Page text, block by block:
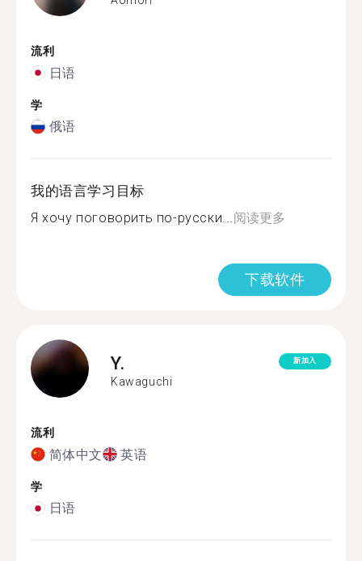
流利
日语
学
俄语
我的语言学习目标
Я хочу поговорить по-русски...阅读更多
下载软件
Y.
Kawaguchi
新加入
流利
简体中文 英语
学
日语